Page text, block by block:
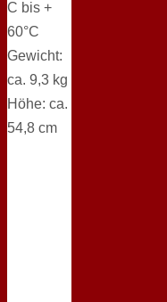
C bis +
60°C
Gewicht:
ca. 9,3 kg
Höhe: ca.
54,8 cm